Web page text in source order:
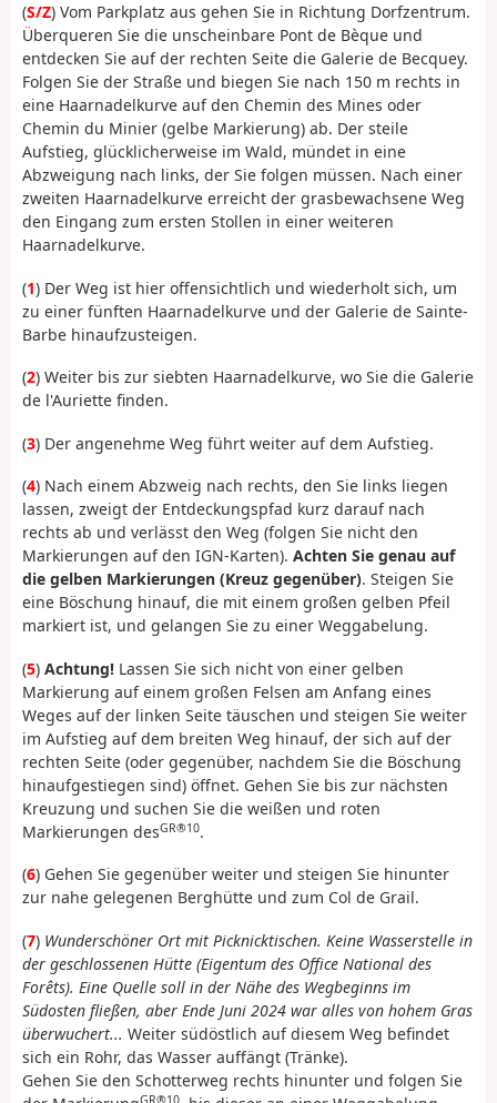
(S/Z) Vom Parkplatz aus gehen Sie in Richtung Dorfzentrum.
Überqueren Sie die unscheinbare Pont de Bèque und
entdecken Sie auf der rechten Seite die Galerie de Becquey.
Folgen Sie der Straße und biegen Sie nach 150 m rechts in
eine Haarnadelkurve auf den Chemin des Mines oder
Chemin du Minier (gelbe Markierung) ab. Der steile
Aufstieg, glücklicherweise im Wald, mündet in eine
Abzweigung nach links, der Sie folgen müssen. Nach einer
zweiten Haarnadelkurve erreicht der grasbewachsene Weg
den Eingang zum ersten Stollen in einer weiteren
Haarnadelkurve.
(1) Der Weg ist hier offensichtlich und wiederholt sich, um
zu einer fünften Haarnadelkurve und der Galerie de Sainte-
Barbe hinaufzusteigen.
(2) Weiter bis zur siebten Haarnadelkurve, wo Sie die Galerie
de l'Auriette finden.
(3) Der angenehme Weg führt weiter auf dem Aufstieg.
(4) Nach einem Abzweig nach rechts, den Sie links liegen
lassen, zweigt der Entdeckungspfad kurz darauf nach
rechts ab und verlässt den Weg (folgen Sie nicht den
Markierungen auf den IGN-Karten). Achten Sie genau auf
die gelben Markierungen (Kreuz gegenüber). Steigen Sie
eine Böschung hinauf, die mit einem großen gelben Pfeil
markiert ist, und gelangen Sie zu einer Weggabelung.
(5) Achtung! Lassen Sie sich nicht von einer gelben
Markierung auf einem großen Felsen am Anfang eines
Weges auf der linken Seite täuschen und steigen Sie weiter
im Aufstieg auf dem breiten Weg hinauf, der sich auf der
rechten Seite (oder gegenüber, nachdem Sie die Böschung
hinaufgestiegen sind) öffnet. Gehen Sie bis zur nächsten
Kreuzung und suchen Sie die weißen und roten
Markierungen desGR®10.
(6) Gehen Sie gegenüber weiter und steigen Sie hinunter
zur nahe gelegenen Berghütte und zum Col de Grail.
(7) Wunderschöner Ort mit Picknicktischen. Keine Wasserstelle in
der geschlossenen Hütte (Eigentum des Office National des
Forêts). Eine Quelle soll in der Nähe des Wegbeginns im
Südosten fließen, aber Ende Juni 2024 war alles von hohem Gras
überwuchert... Weiter südöstlich auf diesem Weg befindet
sich ein Rohr, das Wasser auffängt (Tränke).
Gehen Sie den Schotterweg rechts hinunter und folgen Sie
GR®10